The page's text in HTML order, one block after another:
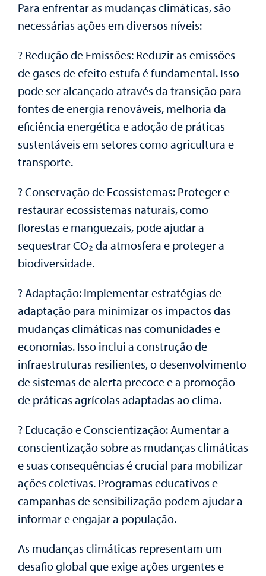
Para enfrentar as mudanças climáticas, são
necessárias ações em diversos níveis:
? Redução de Emissões: Reduzir as emissões
de gases de efeito estufa é fundamental. Isso
pode ser alcançado através da transição para
fontes de energia renováveis, melhoria da
eficiência energética e adoção de práticas
sustentáveis em setores como agricultura e
transporte.
? Conservação de Ecossistemas: Proteger e
restaurar ecossistemas naturais, como
florestas e manguezais, pode ajudar a
sequestrar CO₂ da atmosfera e proteger a
biodiversidade.
? Adaptação: Implementar estratégias de
adaptação para minimizar os impactos das
mudanças climáticas nas comunidades e
economias. Isso inclui a construção de
infraestruturas resilientes, o desenvolvimento
de sistemas de alerta precoce e a promoção
de práticas agrícolas adaptadas ao clima.
? Educação e Conscientização: Aumentar a
conscientização sobre as mudanças climáticas
e suas consequências é crucial para mobilizar
ações coletivas. Programas educativos e
campanhas de sensibilização podem ajudar a
informar e engajar a população.
As mudanças climáticas representam um
desafio global que exige ações urgentes e